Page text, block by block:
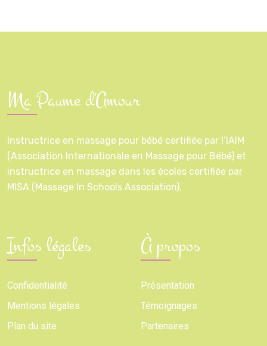
Ma Paume d'Amour
Instructrice en massage pour bébé certifiée par l’IAIM
(Association Internationale en Massage pour Bébé) et
instructrice en massage dans les écoles certifiée par
MISA (Massage In Schools Association).
Infos légales
Confidentialité
Mentions légales
Plan du site
À propos
Présentation
Témoignages
Partenaires